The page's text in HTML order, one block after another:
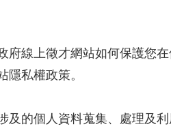
線上徵才網站如何保護您
私權政策。
的個人資料蒐集、處理及